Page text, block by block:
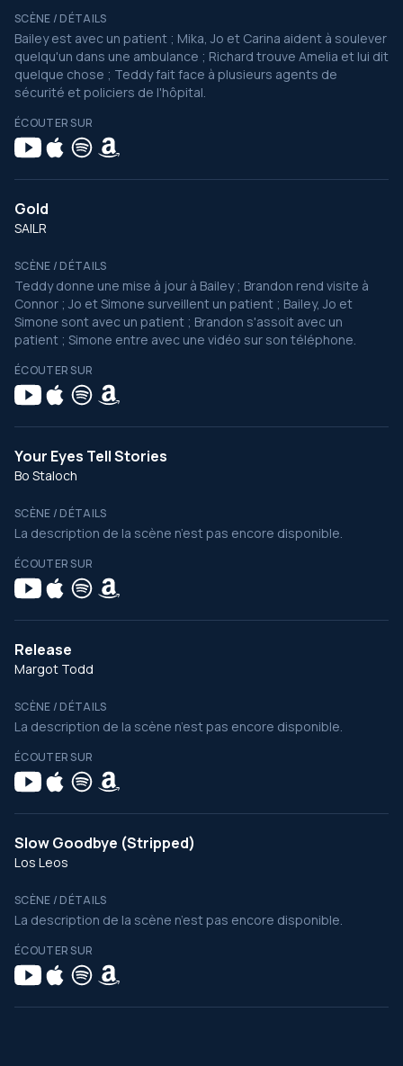
SCÈNE / DÉTAILS
Bailey est avec un patient ; Mika, Jo et Carina aident à soulever
quelqu'un dans une ambulance ; Richard trouve Amelia et lui dit
quelque chose ; Teddy fait face à plusieurs agents de
sécurité et policiers de l'hôpital.
ÉCOUTER SUR
Gold
SAILR
SCÈNE / DÉTAILS
Teddy donne une mise à jour à Bailey ; Brandon rend visite à
Connor ; Jo et Simone surveillent un patient ; Bailey, Jo et
Simone sont avec un patient ; Brandon s'assoit avec un
patient ; Simone entre avec une vidéo sur son téléphone.
ÉCOUTER SUR
Your Eyes Tell Stories
Bo Staloch
SCÈNE / DÉTAILS
La description de la scène n’est pas encore disponible.
ÉCOUTER SUR
Release
Margot Todd
SCÈNE / DÉTAILS
La description de la scène n’est pas encore disponible.
ÉCOUTER SUR
Slow Goodbye (Stripped)
Los Leos
SCÈNE / DÉTAILS
La description de la scène n’est pas encore disponible.
ÉCOUTER SUR